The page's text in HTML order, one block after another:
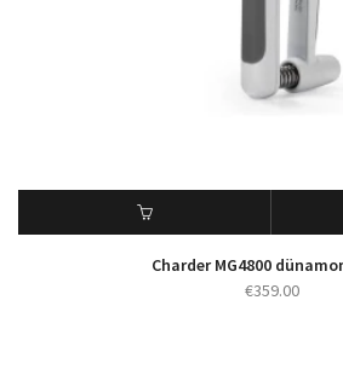
Charder MG4800
€359.00